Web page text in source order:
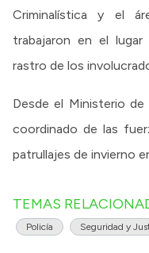
Criminalística y el
trabajaron en el
rastro de los
Desde el Ministerio de
coordinado de las
patrullajes de invierno
TEMAS
Policía Seguridad y